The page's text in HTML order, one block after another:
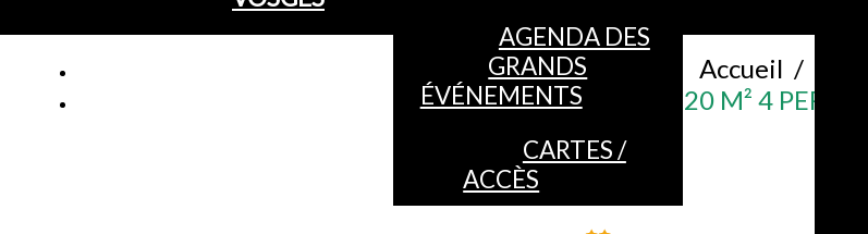
AGENDA DES
GRANDS
ÉVÉNEMENTS
CARTES /
ACCÈS
Accueil /
STUDIO 20 M² 4